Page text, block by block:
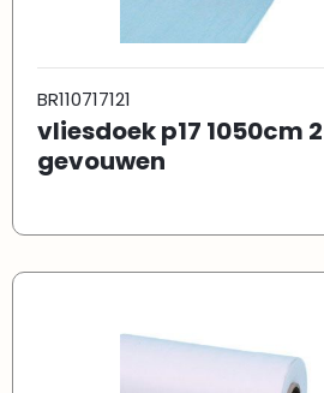
BR110717121
vliesdoek p17 1050cm
gevouwen